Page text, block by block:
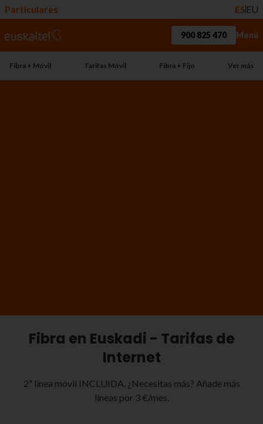
Particulares ES EU
900 825 470 Menú
Fibra + Móvil Tarifas Móvil Fibra + Fijo Ver más
Fibra en Euskadi - Tarifas de
Internet
2ª línea móvil INCLUIDA. ¿Necesitas más? Añade más
líneas por 3 €/mes.